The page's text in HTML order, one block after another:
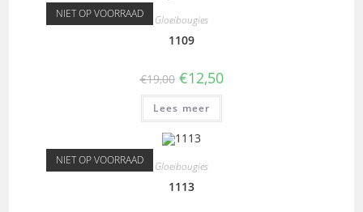
NIET OP VOORRAAD Gloeibougies
1109
€19,00 €12,50
Lees meer
NIET OP VOORRAAD Gloeibougies
1113